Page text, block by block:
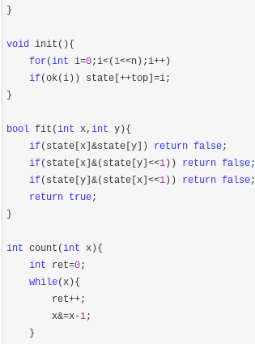
}
void init(){
for (int i=0;i<( 1<<n);i++)
if(ok(i)) state[++top]=i;
}
bool fit(int x, int y){
if(state[x]&state[y]) return false;
if(state[x]&(state[y]<<1)) return false;
if(state[y]&(state[x]<<1)) return false;
return true;
}
int count(int x){
int ret=0;
while(x){
        ret
++;
        x
&=x-1;
    }